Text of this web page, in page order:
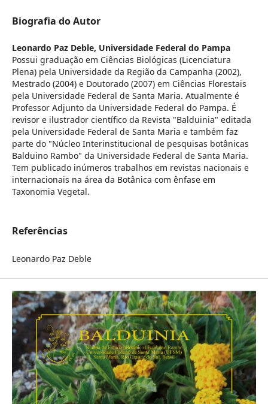
Biografia do Autor
Leonardo Paz Deble, Universidade Federal do Pampa
Possui graduação em Ciências Biológicas (Licenciatura
Plena) pela Universidade da Região da Campanha (2002),
Mestrado (2004) e Doutorado (2007) em Ciências Florestais
pela Universidade Federal de Santa Maria. Atualmente é
Professor Adjunto da Universidade Federal do Pampa. É
revisor e ilustrador científico da Revista "Balduinia" editada
pela Universidade Federal de Santa Maria e também faz
parte do "Núcleo Interinstitucional de pesquisas botânicas
Balduino Rambo" da Universidade Federal de Santa Maria.
Tem publicado inúmeros trabalhos em revistas nacionais e
internacionais na área da Botânica com ênfase em
Taxonomia Vegetal.
Referências
Leonardo Paz Deble